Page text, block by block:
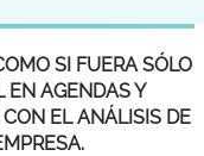
SI FUERA SÓLO
EN AGENDAS Y
EL ANÁLISIS DE